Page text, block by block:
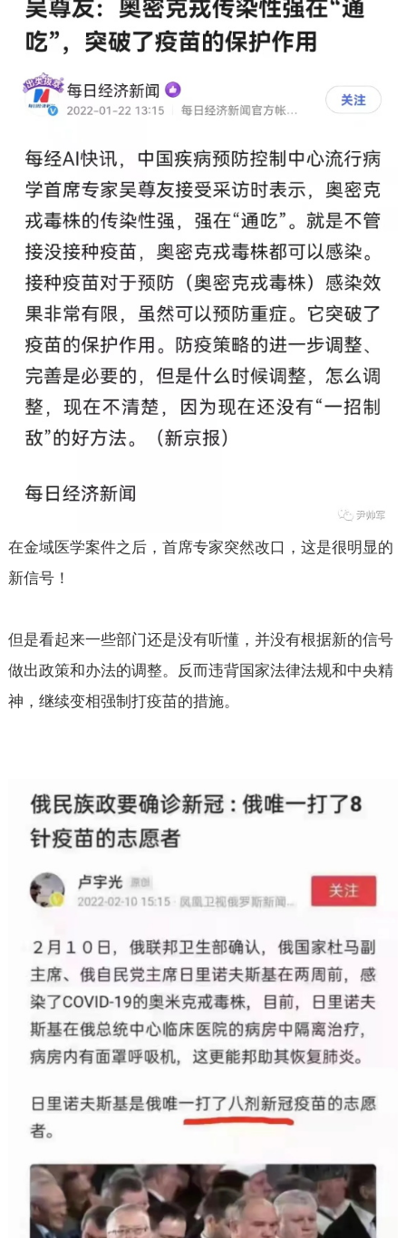
在金域医学案件之后，首席专家突然改口，这是很明显的
新信号！
但是看起来一些部门还是没有听懂，并没有根据新的信号
做出政策和办法的调整。反而违背国家法律法规和中央精
神，继续变相强制打疫苗的措施。